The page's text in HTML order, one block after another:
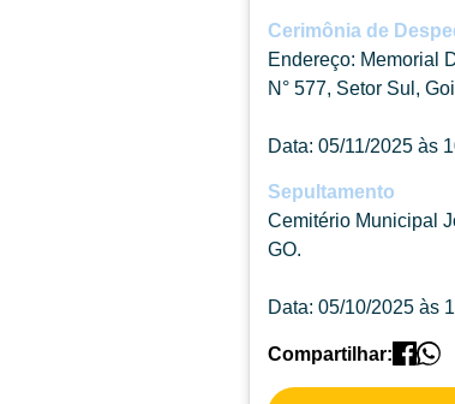
Cerimônia de
Endereço: Memorial
N° 577, Setor Sul,
Data: 05/11/2025 às
Sepultamento
Cemitério Municipal
GO.
Data: 05/10/2025 às
Compartilhar: